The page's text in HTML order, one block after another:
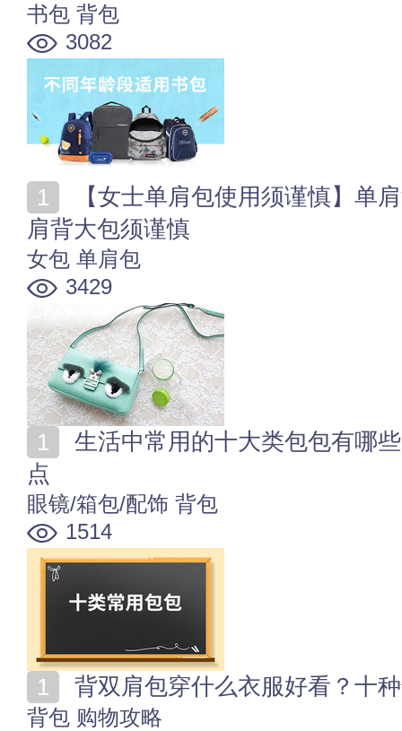
书包 背包
3082
肩背大包须谨慎
女包 单肩包
3429
点
眼镜/箱包/配饰 背包
1514
背双肩包穿什么衣服好看？十
背包 购物攻略